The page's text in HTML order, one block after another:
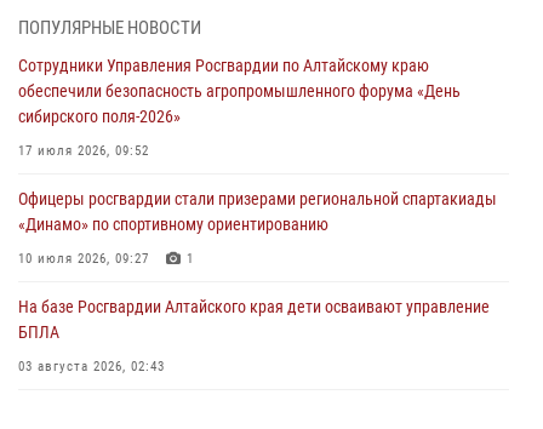
акции «Коробка храбрости»
Сотрудники Росгвардии провели встречу с юными пограничниками
03 июля 2026, 04:03
Управление Росгвардии по Алтайскому краю провело для детей
02 июля 2026, 00:55
В краевом управлении вневедомственной охраны Росгвардии по
ПОПУЛЯРНЫЕ НОВОСТИ
Сотрудники Управления Росгвардии по Алтайскому краю
обеспечили безопасность агропромышленного форума «День
сибирского поля-2026»
17 июля 2026, 09:52
Офицеры росгвардии стали призерами региональной спартакиады
«Динамо» по спортивному ориентированию
10 июля 2026, 09:27 1
На базе Росгвардии Алтайского края дети осваивают управление
БПЛА
03 августа 2026, 02:43